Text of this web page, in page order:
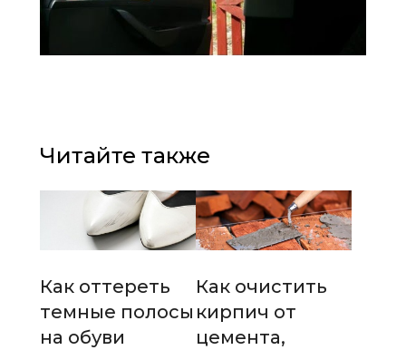
Читайте также
Как оттереть
темные полосы
на обуви
Как очистить
кирпич от
цемента,